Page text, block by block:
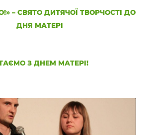
– СВЯТО ДИТЯЧОЇ ТВОРЧОСТІ ДО
ДНЯ МАТЕРІ
З ДНЕМ МАТЕРІ!